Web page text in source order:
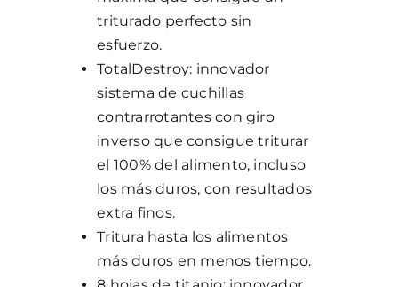
triturado perfecto sin
esfuerzo.
TotalDestroy: innovador
sistema de cuchillas
contrarrotantes con giro
inverso que consigue triturar
el 100% del alimento, incluso
los más duros, con resultados
extra finos.
Tritura hasta los alimentos
más duros en menos tiempo.